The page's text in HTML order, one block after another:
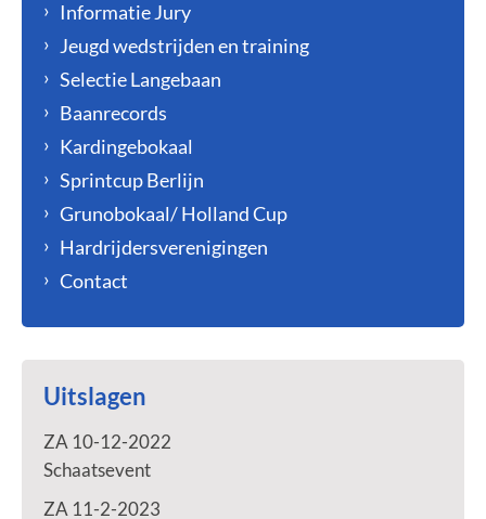
Informatie Jury
Jeugd wedstrijden en training
Selectie Langebaan
Baanrecords
Kardingebokaal
Sprintcup Berlijn
Grunobokaal/ Holland Cup
Hardrijdersverenigingen
Contact
Uitslagen
ZA 10-12-2022
Schaatsevent
ZA 11-2-2023